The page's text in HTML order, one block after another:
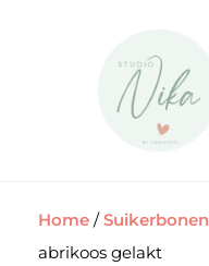
Home /Suikerbonen
abrikoos gelakt